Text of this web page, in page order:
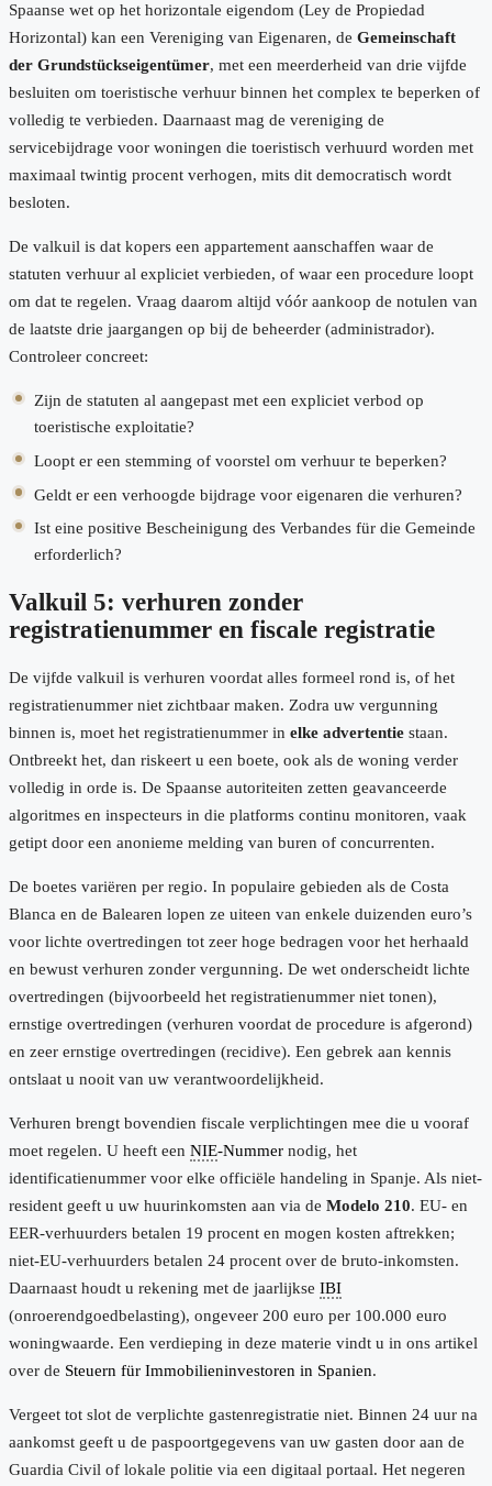
Spaanse wet op het horizontale eigendom (Ley de Propiedad
Horizontal) kan een Vereniging van Eigenaren, de Gemeinschaft
der Grundstückseigentümer, met een meerderheid van drie vijfde
besluiten om toeristische verhuur binnen het complex te beperken of
volledig te verbieden. Daarnaast mag de vereniging de
servicebijdrage voor woningen die toeristisch verhuurd worden met
maximaal twintig procent verhogen, mits dit democratisch wordt
besloten.
De valkuil is dat kopers een appartement aanschaffen waar de
statuten verhuur al expliciet verbieden, of waar een procedure loopt
om dat te regelen. Vraag daarom altijd vóór aankoop de notulen van
de laatste drie jaargangen op bij de beheerder (administrador).
Controleer concreet:
Zijn de statuten al aangepast met een expliciet verbod op
toeristische exploitatie?
Loopt er een stemming of voorstel om verhuur te beperken?
Geldt er een verhoogde bijdrage voor eigenaren die verhuren?
Ist eine positive Bescheinigung des Verbandes für die Gemeinde
erforderlich?
Valkuil 5: verhuren zonder
registratienummer en fiscale registratie
De vijfde valkuil is verhuren voordat alles formeel rond is, of het
registratienummer niet zichtbaar maken. Zodra uw vergunning
binnen is, moet het registratienummer in elke advertentie staan.
Ontbreekt het, dan riskeert u een boete, ook als de woning verder
volledig in orde is. De Spaanse autoriteiten zetten geavanceerde
algoritmes en inspecteurs in die platforms continu monitoren, vaak
getipt door een anonieme melding van buren of concurrenten.
De boetes variëren per regio. In populaire gebieden als de Costa
Blanca en de Balearen lopen ze uiteen van enkele duizenden euro’s
voor lichte overtredingen tot zeer hoge bedragen voor het herhaald
en bewust verhuren zonder vergunning. De wet onderscheidt lichte
overtredingen (bijvoorbeeld het registratienummer niet tonen),
ernstige overtredingen (verhuren voordat de procedure is afgerond)
en zeer ernstige overtredingen (recidive). Een gebrek aan kennis
ontslaat u nooit van uw verantwoordelijkheid.
Verhuren brengt bovendien fiscale verplichtingen mee die u vooraf
moet regelen. U heeft een NIE-Nummer nodig, het
identificatienummer voor elke officiële handeling in Spanje. Als niet-
resident geeft u uw huurinkomsten aan via de Modelo 210. EU- en
EER-verhuurders betalen 19 procent en mogen kosten aftrekken;
niet-EU-verhuurders betalen 24 procent over de bruto-inkomsten.
Daarnaast houdt u rekening met de jaarlijkse IBI
(onroerendgoedbelasting), ongeveer 200 euro per 100.000 euro
woningwaarde. Een verdieping in deze materie vindt u in ons artikel
over de Steuern für Immobilieninvestoren in Spanien.
Vergeet tot slot de verplichte gastenregistratie niet. Binnen 24 uur na
aankomst geeft u de paspoortgegevens van uw gasten door aan de
Guardia Civil of lokale politie via een digitaal portaal. Het negeren